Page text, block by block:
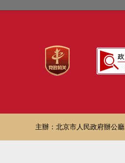
主辦：北京市人民政府辦公廳